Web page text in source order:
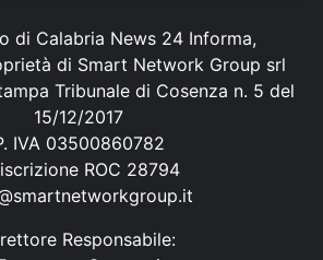
di Calabria News 24 Informa,
di Smart Network Group srl
Tribunale di Cosenza n. 5 del
15/12/2017
IVA 03500860782
ROC 28794
Responsabile: